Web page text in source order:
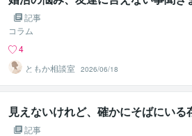
記事
コラム
4
ともか相談室 2026/06/18
見えないけれど、確かにそばにいる
記事